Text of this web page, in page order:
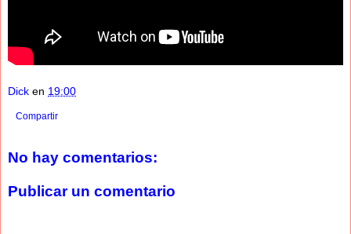
Dick en 19:00
Compartir
No hay comentarios:
Publicar un comentario